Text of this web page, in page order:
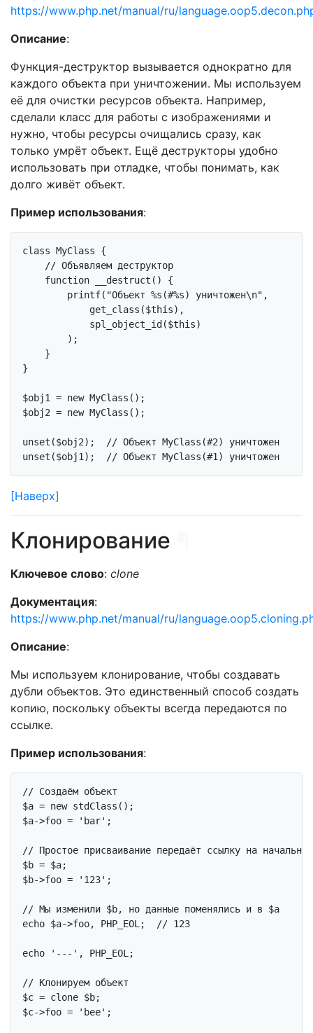
https://www.php.net/manual/ru/
Описание:
Функция-деструктор вызывается однократно для
каждого объекта при уничтожении. Мы используем
её для очистки ресурсов объекта. Например,
сделали класс для работы с изображениями и
нужно, чтобы ресурсы очищались сразу, как
только умрёт объект. Ещё деструкторы удобно
использовать при отладке, чтобы понимать, как
долго живёт объект.
Пример использования:
class MyClass
{
// Объявляем деструктор
function
__destruct ()
{
        printf(
"Объект %s(#%s) уничтожен\n" ,
            get_class(
$this),
            spl_object_id(
$this)
        );
    }
}
$obj1 = new MyClass();
$obj2 = new MyClass();
unset ($obj2);
// Объект MyClass(#2) уничтожен
unset ($obj1); // Объект MyClass(#1) уничтожен
[Наверх]
Клонирование
Ключевое слово: clone
Документация:
https://www.php.net/manual/ru/
Описание:
Мы используем клонирование, чтобы создавать
дубли объектов. Это единственный способ создать
копию, поскольку объекты всегда передаются по
ссылке.
Пример использования:
// Создаём объект
$a = new stdClass();
$a->foo =
'bar' ;
// Простое присваивание передаёт ссылку на
$b = $a;
$b->foo =
'123' ;
// Мы изменили $b, но данные поменялись и в $a
echo $a->foo, PHP_EOL; // 123
echo '---' , PHP_EOL;
// Клонируем объект
$c = clone $b;
$c->foo =
'bee' ;